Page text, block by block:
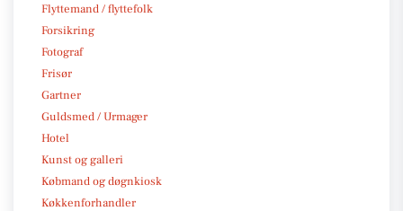
Flyttemand / flyttefolk
Forsikring
Fotograf
Frisør
Gartner
Guldsmed / Urmager
Hotel
Kunst og galleri
Købmand og døgnkiosk
Køkkenforhandler